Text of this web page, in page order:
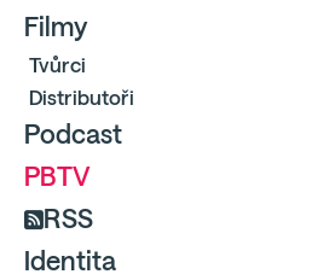
Filmy
Tvůrci
Distributoři
Podcast
PBTV
RSS
Identita